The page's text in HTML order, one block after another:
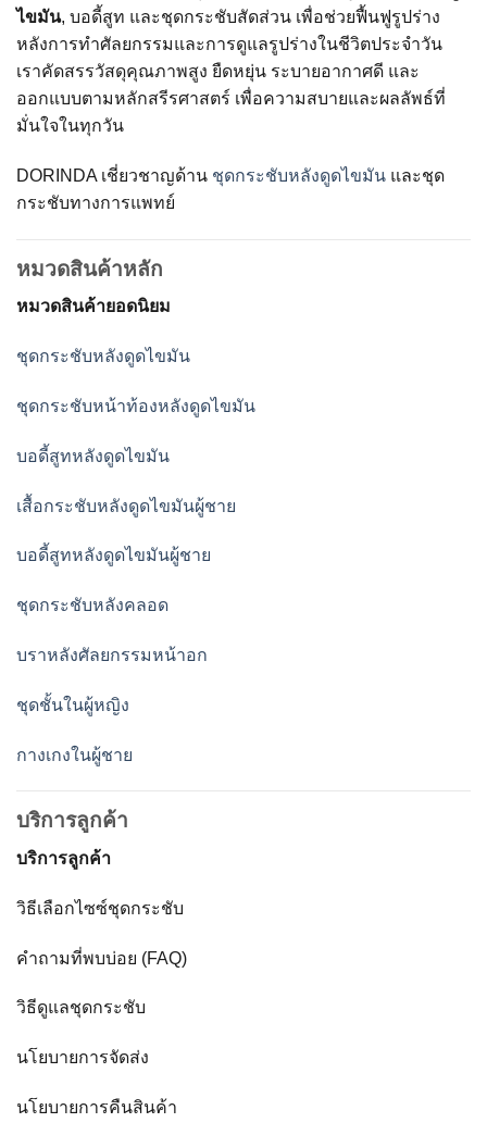
ไขมัน, บอดี้สูท และชุดกระชับสัดส่วน เพื่อช่วยฟื้นฟูรูปร่าง
หลังการทำศัลยกรรมและการดูแลรูปร่างในชีวิตประจำวัน
เราคัดสรรวัสดุคุณภาพสูง ยืดหยุ่น ระบายอากาศดี และ
ออกแบบตามหลักสรีรศาสตร์ เพื่อความสบายและผลลัพธ์ที่
มั่นใจในทุกวัน
DORINDA เชี่ยวชาญด้าน ชุดกระชับหลังดูดไขมัน และชุด
กระชับทางการแพทย์
หมวดสินค้าหลัก
หมวดสินค้ายอดนิยม
ชุดกระชับหลังดูดไขมัน
ชุดกระชับหน้าท้องหลังดูดไขมัน
บอดี้สูทหลังดูดไขมัน
เสื้อกระชับหลังดูดไขมันผู้ชาย
บอดี้สูทหลังดูดไขมันผู้ชาย
ชุดกระชับหลังคลอด
บราหลังศัลยกรรมหน้าอก
ชุดชั้นในผู้หญิง
กางเกงในผู้ชาย
บริการลูกค้า
บริการลูกค้า
วิธีเลือกไซซ์ชุดกระชับ
คำถามที่พบบ่อย (FAQ)
วิธีดูแลชุดกระชับ
นโยบายการจัดส่ง
นโยบายการคืนสินค้า